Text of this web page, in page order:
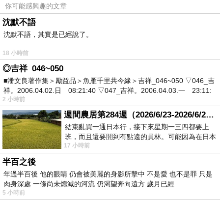
你可能感興趣的文章
沈默不語
沈默不語，其實是已經說了。
18 小時前
◎吉祥_046~050
■潘文良著作集＞勵益品＞魚雁千里共今緣＞吉祥_046~050 ▽046_吉
祥。2006.04.02.日 08:21:40 ▽047_吉祥。2006.04.03.一 23:11:
2 小時前
週間農居第284週（2026/6/23-2026/6/24) 夏至 金黃稻浪洋溢豐收喜悅
結束亂買一通日本行，接下來星期一三四都要上
班，而且還要開到有點遠的員林。可能因為在日本
花不少錢，星期一出門上班時，心裡沒有一
17 小時前
半百之後
年過半百後 他的眼睛 仍會被美麗的身影所擊中 不是愛 也不是罪 只是
肉身深處 一條尚未熄滅的河流 仍渴望奔向遠方 歲月已經
5 小時前